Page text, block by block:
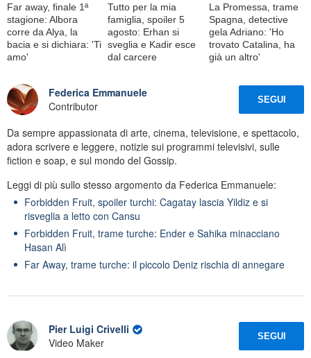
Far away, finale 1ª
stagione: Albora
corre da Alya, la
bacia e si dichiara: 'Ti
amo'
Tutto per la mia
famiglia, spoiler 5
agosto: Erhan si
sveglia e Kadir esce
dal carcere
La Promessa, trame
Spagna, detective
gela Adriano: 'Ho
trovato Catalina, ha
già un altro'
Federica Emmanuele
Contributor
SEGUI
Da sempre appassionata di arte, cinema, televisione, e spettacolo,
adora scrivere e leggere, notizie sui programmi televisivi, sulle
fiction e soap, e sul mondo del Gossip.
Leggi di più sullo stesso argomento da Federica Emmanuele:
Forbidden Fruit, spoiler turchi: Cagatay lascia Yildiz e si
risveglia a letto con Cansu
Forbidden Fruit, trame turche: Ender e Sahika minacciano
Hasan Alì
Far Away, trame turche: il piccolo Deniz rischia di annegare
Pier Luigi Crivelli
Video Maker
SEGUI